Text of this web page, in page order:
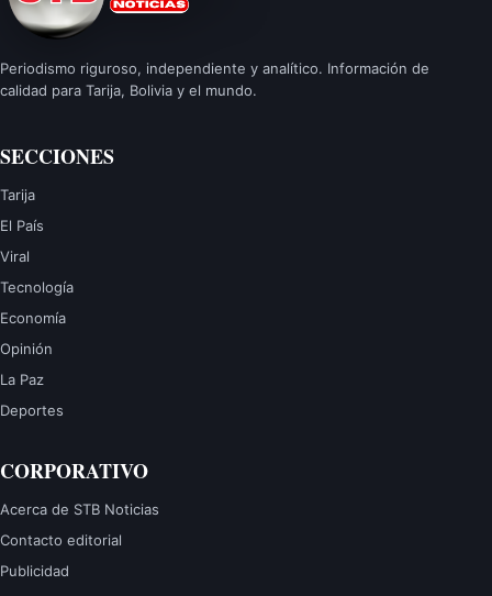
Periodismo riguroso, independiente y analítico. Información de
calidad para Tarija, Bolivia y el mundo.
SECCIONES
Tarija
El País
Viral
Tecnología
Economía
Opinión
La Paz
Deportes
CORPORATIVO
Acerca de STB Noticias
Contacto editorial
Publicidad